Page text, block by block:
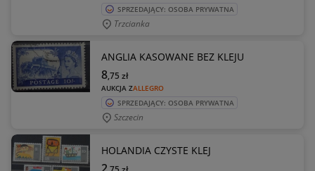
SPRZEDAJĄCY: OSOBA PRYWATNA
Trzcianka
ANGLIA KASOWANE BEZ KLEJU
AUKCJA ZALLEGRO
8,75 zł
SPRZEDAJĄCY: OSOBA PRYWATNA
Szczecin
HOLANDIA CZYSTE KLEJ